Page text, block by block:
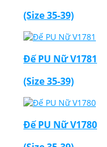
(Size 35-39)
Đế PU Nữ V1781
(Size 35-39)
Đế PU Nữ V1780